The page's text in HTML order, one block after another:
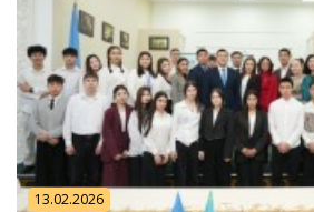
13.02.2026